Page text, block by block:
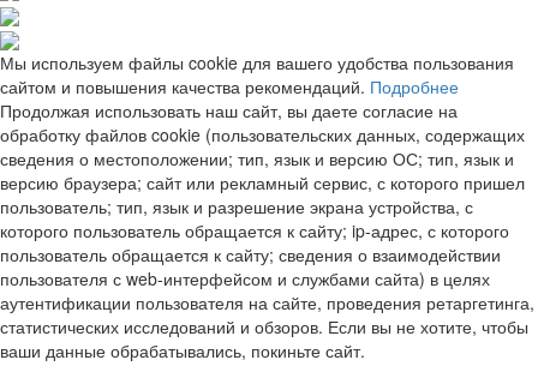
Мы используем файлы cookie для вашего удобства пользования
сайтом и повышения качества рекомендаций. Подробнее
Продолжая использовать наш сайт, вы даете согласие на
обработку файлов cookie (пользовательских данных, содержащих
сведения о местоположении; тип, язык и версию ОС; тип, язык и
версию браузера; сайт или рекламный сервис, с которого пришел
пользователь; тип, язык и разрешение экрана устройства, с
которого пользователь обращается к сайту; ip-адрес, с которого
пользователь обращается к сайту; сведения о взаимодействии
пользователя с web-интерфейсом и службами сайта) в целях
аутентификации пользователя на сайте, проведения ретаргетинга,
статистических исследований и обзоров. Если вы не хотите, чтобы
ваши данные обрабатывались, покиньте сайт.